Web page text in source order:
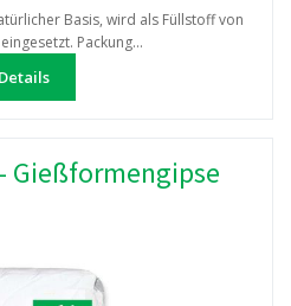
Basis, wird als Füllstoff von
Packung...
Gießformengipse